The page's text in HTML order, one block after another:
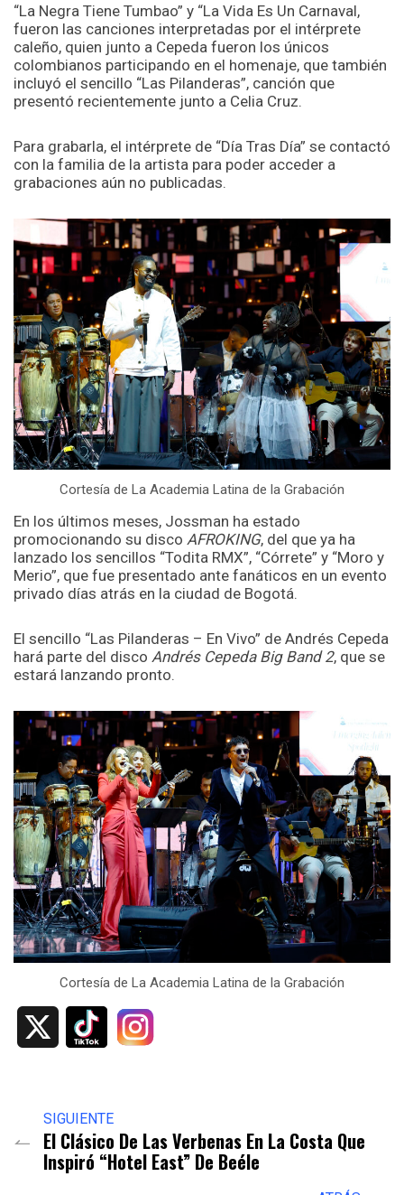
“La Negra Tiene Tumbao” y “La Vida Es Un Carnaval,
fueron las canciones interpretadas por el intérprete
caleño, quien junto a Cepeda fueron los únicos
colombianos participando en el homenaje, que también
incluyó el sencillo “Las Pilanderas”, canción que
presentó recientemente junto a Celia Cruz.
Para grabarla, el intérprete de “Día Tras Día” se contactó
con la familia de la artista para poder acceder a
grabaciones aún no publicadas.
Cortesía de La Academia Latina de la Grabación
En los últimos meses, Jossman ha estado
promocionando su disco AFROKING, del que ya ha
lanzado los sencillos “Todita RMX”, “Córrete” y “Moro y
Merio”, que fue presentado ante fanáticos en un evento
privado días atrás en la ciudad de Bogotá.
El sencillo “Las Pilanderas – En Vivo” de Andrés Cepeda
hará parte del disco Andrés Cepeda Big Band 2, que se
estará lanzando pronto.
Cortesía de La Academia Latina de la Grabación
SIGUIENTE
El Clásico De Las Verbenas En La Costa Que
Inspiró “hotel East” De Beéle